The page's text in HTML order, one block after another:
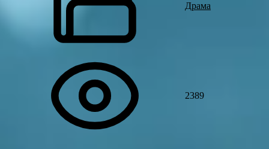
Драма
2389